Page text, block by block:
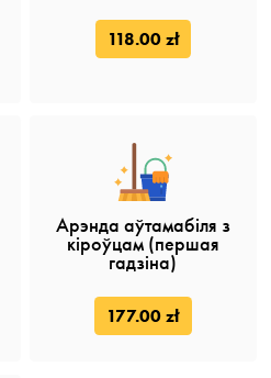
118.00 zł
Арэнда аўтамабіля з
кіроўцам (першая
гадзiна)
177.00 zł